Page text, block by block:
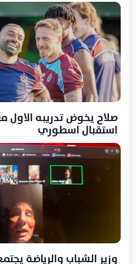
صلاح يخوض تدريبه الاول
استقبال اسطوري
وزير الشباب والرياضة